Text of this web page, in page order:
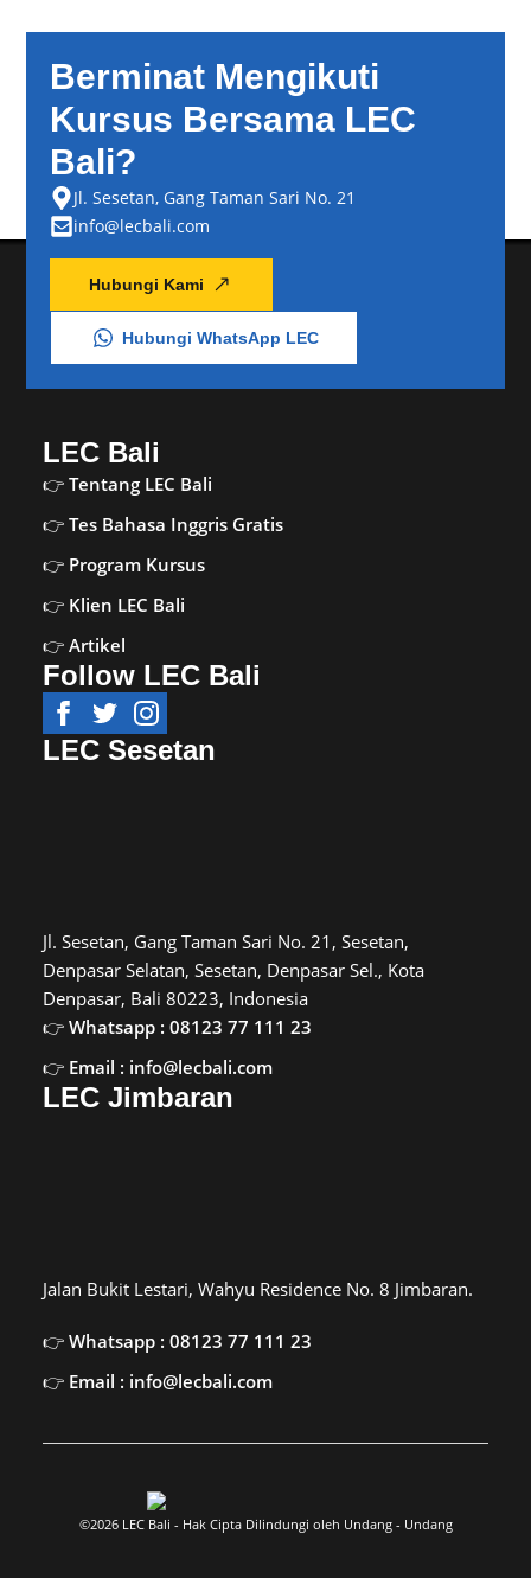
Berminat Mengikuti
Kursus Bersama LEC
Bali?
Jl. Sesetan, Gang Taman Sari No. 21
info@lecbali.com
Hubungi Kami
Hubungi WhatsApp LEC
LEC Bali
Tentang LEC Bali
Tes Bahasa Inggris Gratis
Program Kursus
Klien LEC Bali
Artikel
Follow LEC Bali
LEC Sesetan
Jl. Sesetan, Gang Taman Sari No. 21, Sesetan,
Denpasar Selatan, Sesetan, Denpasar Sel., Kota
Denpasar, Bali 80223, Indonesia
Whatsapp : 08123 77 111 23
Email : info@lecbali.com
LEC Jimbaran
Jalan Bukit Lestari, Wahyu Residence No. 8 Jimbaran.
Whatsapp : 08123 77 111 23
Email : info@lecbali.com
©2026 LEC Bali - Hak Cipta Dilindungi oleh Undang - Undang